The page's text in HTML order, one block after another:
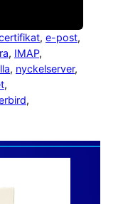
, e-post
, IMAP
, nyckelserver